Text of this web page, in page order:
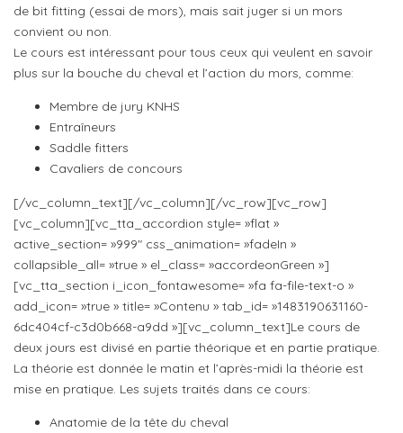
de bit fitting (essai de mors), mais sait juger si un mors
convient ou non.
Le cours est intéressant pour tous ceux qui veulent en savoir
plus sur la bouche du cheval et l’action du mors, comme:
Membre de jury KNHS
Entraîneurs
Saddle fitters
Cavaliers de concours
[/vc_column_text][/vc_column][/vc_row][vc_row]
[vc_column][vc_tta_accordion style= »flat »
active_section= »999″ css_animation= »fadeIn »
collapsible_all= »true » el_class= »accordeonGreen »]
[vc_tta_section i_icon_fontawesome= »fa fa-file-text-o »
add_icon= »true » title= »Contenu » tab_id= »1483190631160-
6dc404cf-c3d0b668-a9dd »][vc_column_text]Le cours de
deux jours est divisé en partie théorique et en partie pratique.
La théorie est donnée le matin et l’après-midi la théorie est
mise en pratique. Les sujets traités dans ce cours:
Anatomie de la tête du cheval